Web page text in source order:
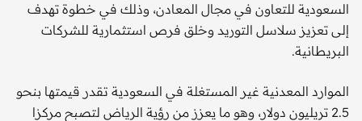
السعودية للتعاون في مجال المعادن، وذلك في خطوة تهدف
إلى تعزيز سلاسل التوريد وخلق فرص استثمارية للشركات
البريطانية.
الموارد المعدنية غير المستغلة في السعودية تقدر قيمتها بنحو
2.5 تريليون دولار، وهو ما يعزز من رؤية الرياض لتصبح مركزا